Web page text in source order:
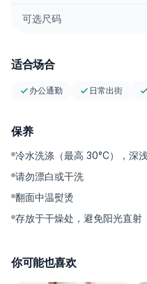
✨Center Crease — 精准中线
loafers。
✨High-Quality Accessories
这是一条兼顾低调高级感与腰
腹部更轻松，同时不牺牲整体
落、出行时够灵活、全天穿着
可选尺码
适合场合
办公通勤 日常出街
保养
冷水洗涤（最高 30°C），深
请勿漂白或干洗
翻面中温熨烫
存放于干燥处，避免阳光直射
你可能也喜欢